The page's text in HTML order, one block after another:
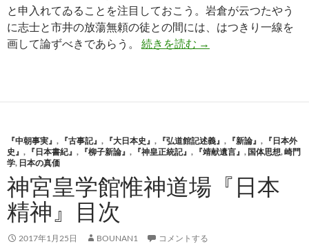
と申入れてゐることを注目しておこう。岩倉が云つたやう
に志士と市井の放蕩無頼の徒との間には、はつきり一線を
画して論ずべきであらう。 続きを読む 幕末志士の学問─鳥
→
『中朝事実』 , 『古事記』 , 『大日本史』 , 『弘道館記述義』 , 『新論』 , 『日本外
史』 , 『日本書紀』 , 『柳子新論』 , 『神皇正統記』 , 『靖献遺言』 , 国体思想,崎門
学, 日本の真価
神宮皇学館惟神道場『日本
精神』目次
2017年1月25日 BOUNAN1 コメントする